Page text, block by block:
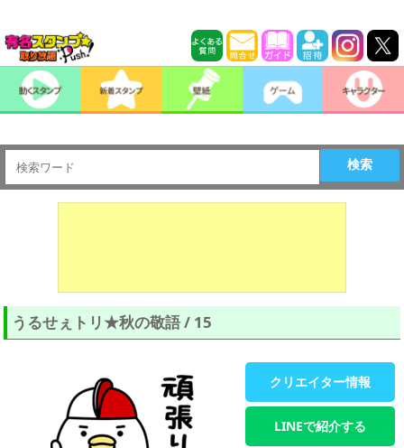
検索
うるせぇトリ★秋の敬語 / 15
クリエイター情報
LINEで紹介する